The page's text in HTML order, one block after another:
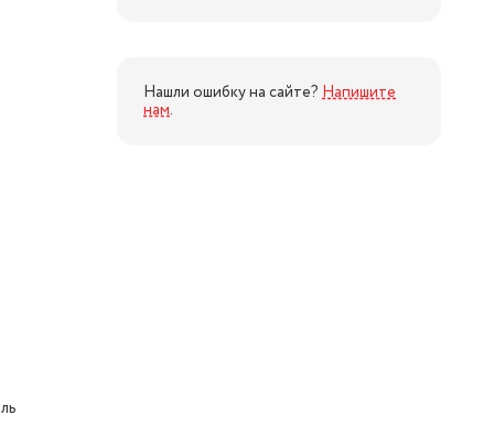
Нашли ошибку на сайте? Напишите
нам.